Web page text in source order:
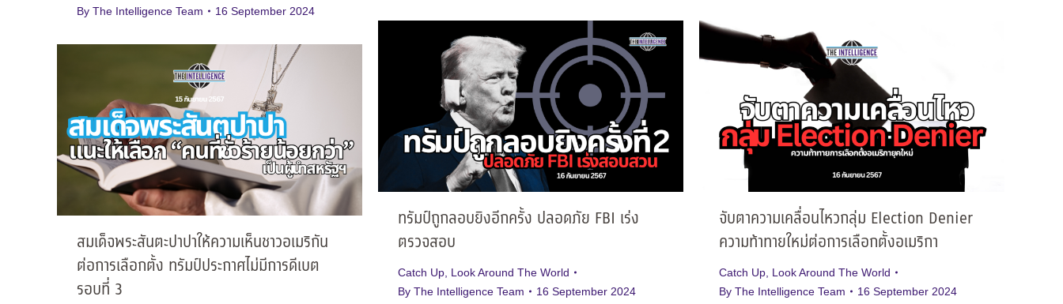
By The Intelligence Team 16 September 2024
ทรัมป์ถูกลอบยิงอีกครั้ง ปลอดภัย FBI เร่ง
ตรวจสอบ
Catch Up, Look Around The World
By The Intelligence Team 16 September 2024
จับตาความเคลื่อนไหวกลุ่ม Election Denier
ความท้าทายใหม่ต่อการเลือกตั้งอเมริกา
Catch Up, Look Around The World
By The Intelligence Team 16 September 2024
สมเด็จพระสันตะปาปาให้ความเห็นชาวอเมริกัน
ต่อการเลือกตั้ง ทรัมป์ประกาศไม่มีการดีเบต
รอบที่ 3